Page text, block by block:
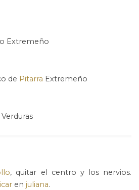
Extremeño
de Pitarra Extremeño
Verduras
, quitar el centro y los nervios.
en juliana.